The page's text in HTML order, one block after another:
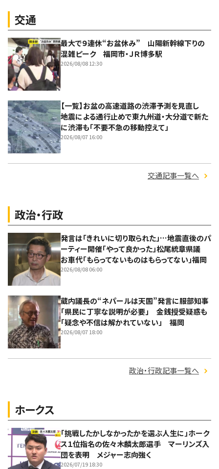
交通
最大で９連休“お盆休み” 山陽新幹線下りの
混雑ピーク 福岡市・ＪＲ博多駅
2026/08/08 12:30
【一覧】お盆の高速道路の渋滞予測を見直し
地震による通行止めで東九州道・大分道で新た
に渋滞も「不要不急の移動控えて」
2026/08/07 16:00
交通記事一覧へ
政治・行政
発言は「きれいに切り取られた」…地震直後のパ
ーティー開催「やって良かった」松尾統章県議
お車代「もらってないものはもらってない」福岡
2026/08/08 06:00
蔵内議長の“ネパールは天国”発言に服部知事
「県民に丁寧な説明が必要」 金銭授受疑惑も
「疑念や不信は解かれていない」 福岡
2026/08/07 18:00
政治・行政記事一覧へ
ホークス
「挑戦したかしなかったかを選ぶ人生に」ホーク
ス１位指名の佐々木麟太郎選手 マーリンズ入
団を表明 メジャー志向強く
2026/07/19 18:30